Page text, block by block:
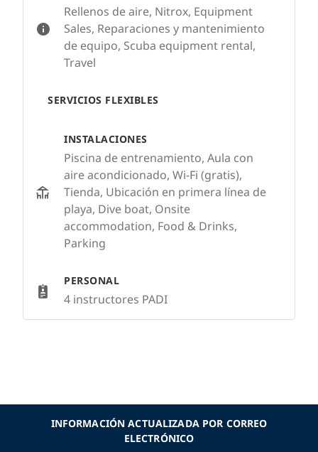
Rellenos de aire, Nitrox, Equipment
Sales, Reparaciones y mantenimiento
de equipo, Scuba equipment rental,
Travel
SERVICIOS FLEXIBLES
INSTALACIONES
Piscina de entrenamiento, Aula con
aire acondicionado, Wi-Fi (gratis),
Tienda, Ubicación en primera línea de
playa, Dive boat, Onsite
accommodation, Food & Drinks,
Parking
PERSONAL
4 instructores PADI
INFORMACIÓN ACTUALIZADA POR CORREO
ELECTRÓNICO